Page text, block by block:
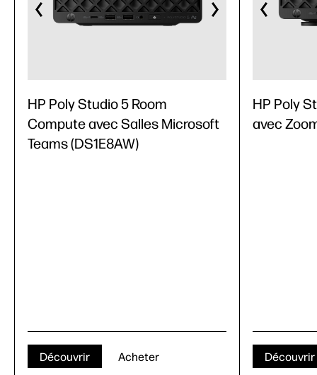
HP Poly Studio 5 Room
Compute avec Salles Microsoft
Teams (DS1E8AW)
Découvrir Acheter
HP Poly
avec
Découvrir